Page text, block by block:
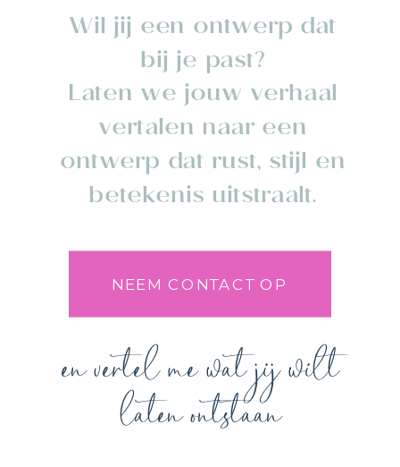
en vertel me wat jij wilt
laten ontstaan
Wil jij een ontwerp dat
bij je past?
Laten we jouw verhaal
vertalen naar een
ontwerp dat rust, stijl en
betekenis uitstraalt.
NEEM CONTACT OP